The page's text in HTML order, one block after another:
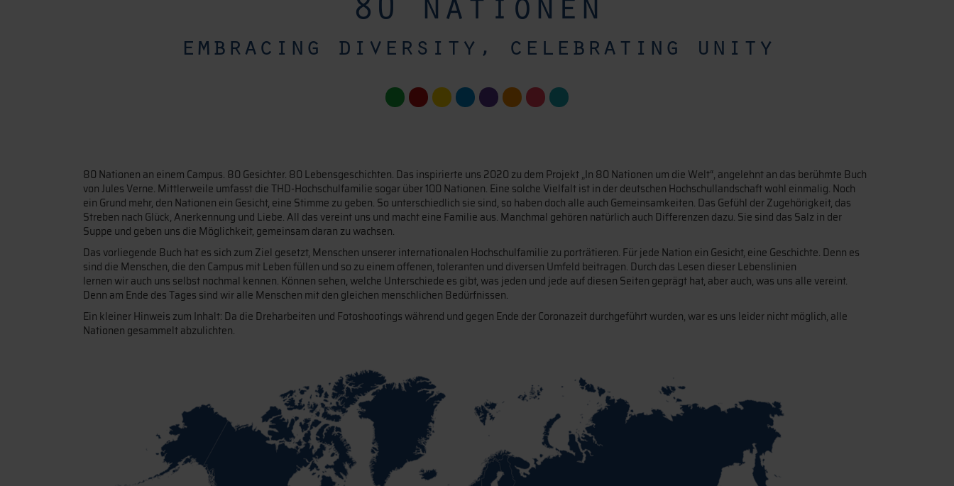
80 nationen
embracing diversity, celebrating unity
80 Nationen an einem Campus. 80 Gesichter. 80 Lebensgeschichten. Das inspirierte uns 2020 zu dem Projekt „In 80 Nationen um die Welt“, angelehnt an das berühmte Buch
von Jules Verne. Mittlerweile umfasst die THD-Hochschulfamilie sogar über 100 Nationen. Eine solche Vielfalt ist in der deutschen Hochschullandschaft wohl einmalig. Noch
ein Grund mehr, den Nationen ein Gesicht, eine Stimme zu geben. So unterschiedlich sie sind, so haben doch alle auch Gemeinsamkeiten. Das Gefühl der Zugehörigkeit, das
Streben nach Glück, Anerkennung und Liebe. All das vereint uns und macht eine Familie aus. Manchmal gehören natürlich auch Differenzen dazu. Sie sind das Salz in der
Suppe und geben uns die Möglichkeit, gemeinsam daran zu wachsen.
Das vorliegende Buch hat es sich zum Ziel gesetzt, Menschen unserer internationalen Hochschulfamilie zu porträtieren. Für jede Nation ein Gesicht, eine Geschichte. Denn es
sind die Menschen, die den Campus mit Leben füllen und so zu einem offenen, toleranten und diversen Umfeld beitragen. Durch das Lesen dieser Lebenslinien
lernen wir auch uns selbst nochmal kennen. Können sehen, welche Unterschiede es gibt, was jeden und jede auf diesen Seiten geprägt hat, aber auch, was uns alle vereint.
Denn am Ende des Tages sind wir alle Menschen mit den gleichen menschlichen Bedürfnissen.
Ein kleiner Hinweis zum Inhalt: Da die Dreharbeiten und Fotoshootings während und gegen Ende der Coronazeit durchgeführt wurden, war es uns leider nicht möglich, alle
Nationen gesammelt abzulichten.